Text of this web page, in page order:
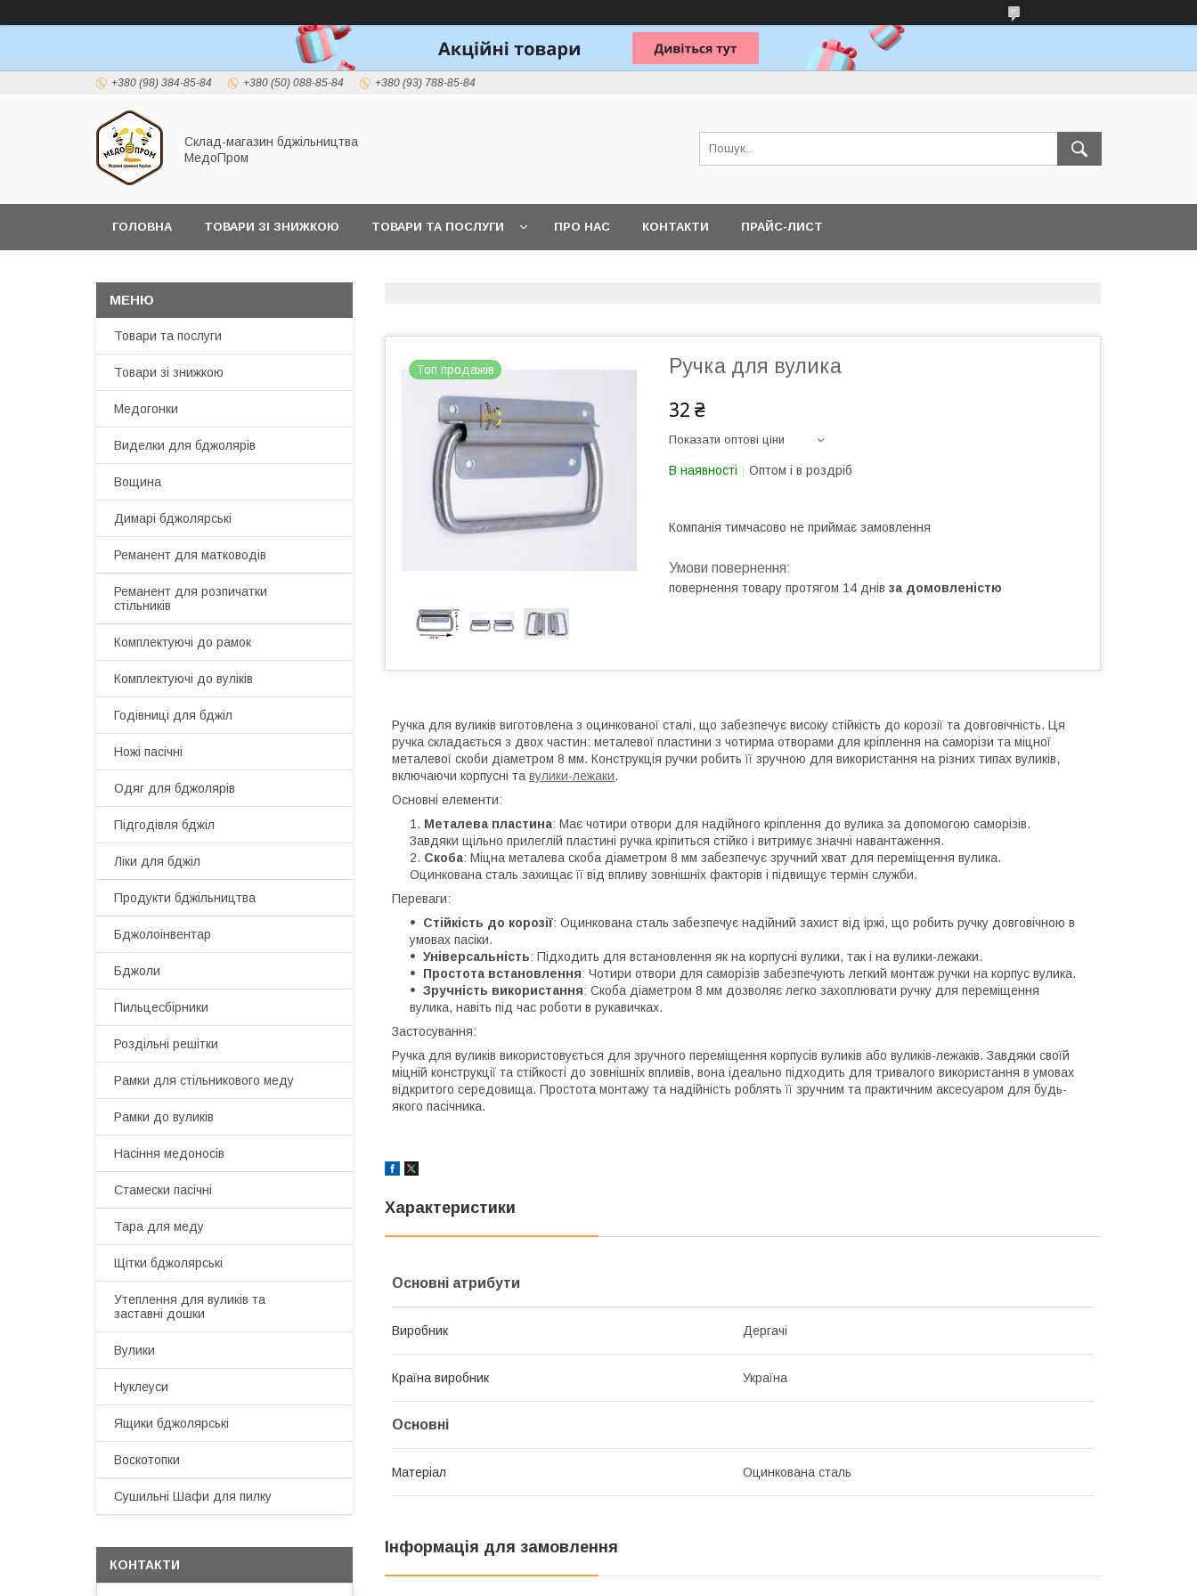
+380 (98) 384-85-84 +380 (50) 088-85-84 +380 (93) 788-85-84
Склад-магазин бджільництва
МедоПром
ГОЛОВНА ТОВАРИ ЗІ ЗНИЖКОЮ ТОВАРИ ТА ПОСЛУГИ ПРО НАС КОНТАКТИ ПРАЙС-ЛИСТ
Топ продажів Ручка для вулика
32 ₴
Показати оптові ціни
В наявності Оптом і в роздріб
Компанія тимчасово не приймає замовлення
повернення товару протягом 14 днів за домовленістю
Ручка для вуликів виготовлена з оцинкованої сталі, що забезпечує високу стійкість до корозії та довговічність. Ця
ручка складається з двох частин: металевої пластини з чотирма отворами для кріплення на саморізи та міцної
металевої скоби діаметром 8 мм. Конструкція ручки робить її зручною для використання на різних типах вуликів,
включаючи корпусні та вулики-лежаки.
Основні елементи:
Металева пластина: Має чотири отвори для надійного кріплення до вулика за допомогою саморізів.
Завдяки щільно прилеглій пластині ручка кріпиться стійко і витримує значні навантаження.
Скоба: Міцна металева скоба діаметром 8 мм забезпечує зручний хват для переміщення вулика.
Оцинкована сталь захищає її від впливу зовнішніх факторів і підвищує термін служби.
Переваги:
Стійкість до корозії: Оцинкована сталь забезпечує надійний захист від іржі, що робить ручку довговічною в
умовах пасіки.
Універсальність: Підходить для встановлення як на корпусні вулики, так і на вулики-лежаки.
Простота встановлення: Чотири отвори для саморізів забезпечують легкий монтаж ручки на корпус вулика.
Зручність використання: Скоба діаметром 8 мм дозволяє легко захоплювати ручку для переміщення
вулика, навіть під час роботи в рукавичках.
Застосування:
Ручка для вуликів використовується для зручного переміщення корпусів вуликів або вуликів-лежаків. Завдяки своїй
міцній конструкції та стійкості до зовнішніх впливів, вона ідеально підходить для тривалого використання в умовах
відкритого середовища. Простота монтажу та надійність роблять її зручним та практичним аксесуаром для будь-
якого пасічника.
Характеристики
Основні атрибути
Виробник Дергачі
Країна виробник Україна
Основні
Матеріал Оцинкована сталь
Інформація для замовлення
Товари та послуги
Товари зі знижкою
Медогонки
Виделки для бджолярів
Вощина
Димарі бджолярські
Реманент для матководів
Реманент для розпичатки
стільників
Комплектуючі до рамок
Комплектуючі до вуліків
Годівниці для бджіл
Ножі пасічні
Одяг для бджолярів
Підгодівля бджіл
Ліки для бджіл
Продукти бджільництва
Бджолоінвентар
Бджоли
Пильцесбірники
Роздільні решітки
Рамки для стільникового меду
Рамки до вуликів
Насіння медоносів
Стамески пасічні
Тара для меду
Щітки бджолярські
Утеплення для вуликів та
заставні дошки
Вулики
Нуклеуси
Ящики бджолярські
Воскотопки
Сушильні Шафи для пилку
КОНТАКТИ